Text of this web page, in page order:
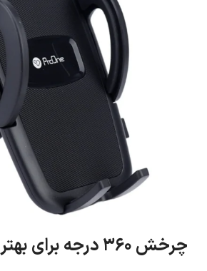
چرخش ۳۶۰ درجه برای بهترین زاویه دید